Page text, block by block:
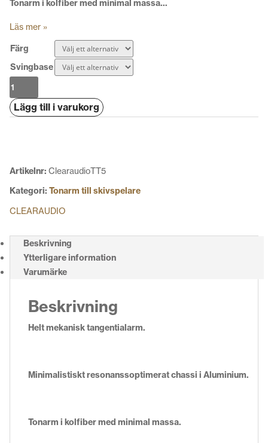
Tonarm i kolfiber med minimal massa…
Läs mer »
Färg
Svingbase
Clearaudio
TT5
mängd
Lägg till i varukorg
Artikelnr: ClearaudioTT5
Kategori: Tonarm till skivspelare
CLEARAUDIO
Beskrivning
Ytterligare information
Varumärke
Beskrivning
Helt mekanisk tangentialarm.
Minimalistiskt resonanssoptimerat chassi i Aluminium.
Tonarm i kolfiber med minimal massa.